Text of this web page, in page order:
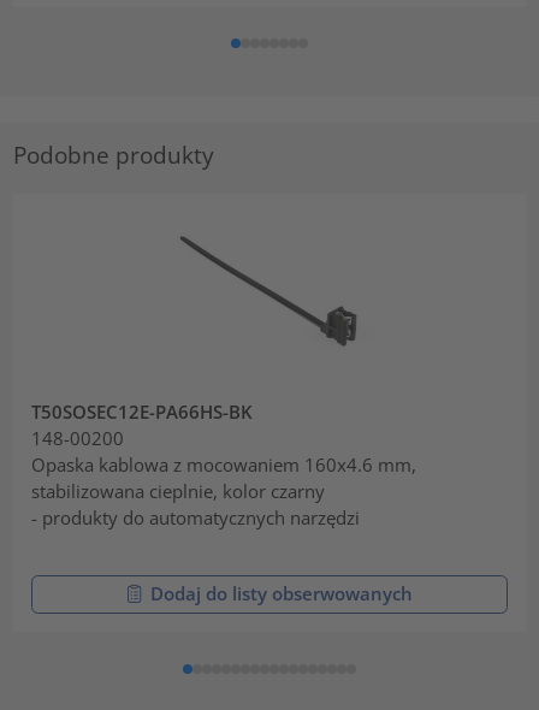
Podobne produkty
T50SOSEC12E-PA66HS-BK
148-00200
Opaska kablowa z mocowaniem 160x4.6 mm,
stabilizowana cieplnie, kolor czarny
- produkty do automatycznych narzędzi
Dodaj do listy obserwowanych